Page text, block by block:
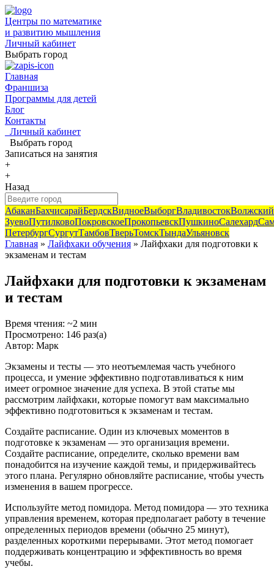
Центры по математике
и развитию мышления
Личный кабинет
Выбрать город
Главная
Франшиза
Программы для детей
Блог
Контакты
Личный кабинет
Выбрать город
Записаться на занятия
+
+
Назад
АбаканБахчисарайБердскВидноеВыборгВладивостокВолжский
ЗуевоПутилковоПокровскоеПрокопьевскПушкиноСалехард
ПетербургСургутТамбовТверьТомскТындаУльяновск
Главная » Лайфхаки обучения » Лайфхаки для подготовки к
экзаменам и тестам
Лайфхаки для подготовки к экзаменам
и тестам
Время чтения: ~2 мин
Просмотрено: 146 раз(а)
Автор: Марк
Экзамены и тесты — это неотъемлемая часть учебного
процесса, и умение эффективно подготавливаться к ним
имеет огромное значение для успеха. В этой статье мы
рассмотрим лайфхаки, которые помогут вам максимально
эффективно подготовиться к экзаменам и тестам.
Создайте расписание. Один из ключевых моментов в
подготовке к экзаменам — это организация времени.
Создайте расписание, определите, сколько времени вам
понадобится на изучение каждой темы, и придерживайтесь
этого плана. Регулярно обновляйте расписание, чтобы учесть
изменения в вашем прогрессе.
Используйте метод помидора. Метод помидора — это техника
управления временем, которая предполагает работу в течение
определенных периодов времени (обычно 25 минут),
разделенных короткими перерывами. Этот метод помогает
поддерживать концентрацию и эффективность во время
учебы.